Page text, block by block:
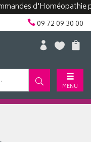
d'Homéopathie
09 72 09 30 00
MENU